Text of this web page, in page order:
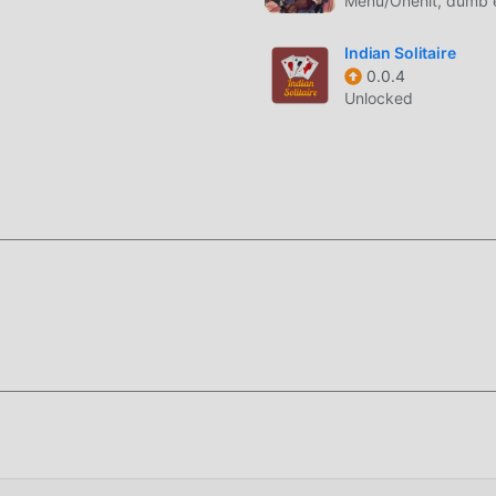
atualizado com atualizações ousadas. Com tecnologia
Mantendo ao máximo o estilo original dos
Existem diferentes tipos de apk e celulares com
de jogos de card possam desfrutar da alegria trazida
tempo, o processo de acúmulo irá, inveitavelmente, deixar
Você será diretamente direcionado para baixar a
e instalar o pacote completo com um click. Tem muitos
Indian Solitaire
0.0.4
Unlocked